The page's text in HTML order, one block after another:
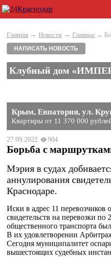
Главная → Новости → Главные →
НАПИСАТЬ НОВОСТЬ
Клубный дом
Крым, Евпатория, ул.
Квартиры от 11 370 000
27.09.2022 904
Борьба с
Мэрия в судах
аннулирования
Краснодаре.
Иски в адрес 11
свидетельств на перевозки по
общественного транспорта
В их удовлетворении
Сегодня муниципалитет
вышестоящих судебных